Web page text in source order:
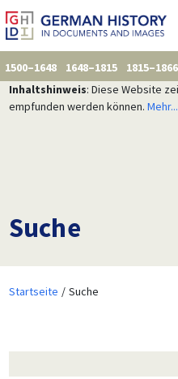
1500–1648 1648–1815 1815–1866
Inhaltshinweis: Diese Website
empfunden werden können. Mehr...
Suche
Startseite Suche